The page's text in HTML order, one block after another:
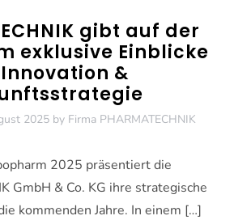
gibt auf der
exklusive Einblicke
&
2025 by Firma PHARMATECHNIK
2025 präsentiert die
GmbH & Co. KG ihre strategische
kommenden Jahre. In einem […]